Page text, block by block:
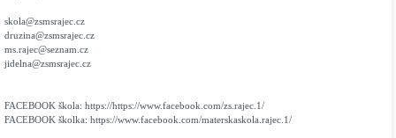
skola@zsmsrajec.cz
druzina@zsmsrajec.cz
ms.rajec@seznam.cz
jidelna@zsmsrajec.cz
FACEBOOK škola: https://https://www.facebook.com/zs.rajec.1/
FACEBOOK školka: https://www.facebook.com/materskaskola.rajec.1/